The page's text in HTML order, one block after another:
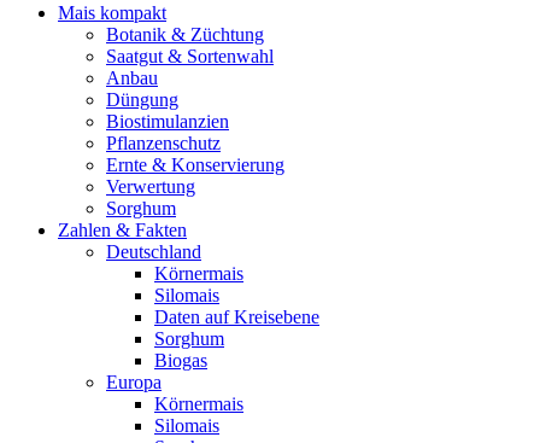
Mais kompakt
Botanik & Züchtung
Saatgut & Sortenwahl
Anbau
Düngung
Biostimulanzien
Pflanzenschutz
Ernte & Konservierung
Verwertung
Sorghum
Zahlen & Fakten
Deutschland
Körnermais
Silomais
Daten auf Kreisebene
Sorghum
Biogas
Europa
Körnermais
Silomais